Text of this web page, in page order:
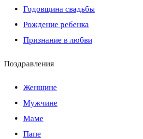
Годовщина свадьбы
Рождение ребенка
Признание в любви
Поздравления
Женщине
Мужчине
Маме
Папе